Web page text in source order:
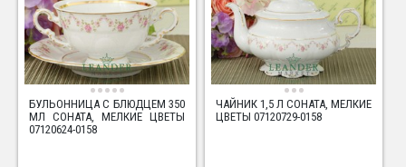
БУЛЬОННИЦА С БЛЮДЦЕМ 350
МЛ СОНАТА, МЕЛКИЕ ЦВЕТЫ
07120624-0158
ЧАЙНИК 1,5 Л СОНАТА, МЕЛКИЕ
ЦВЕТЫ 07120729-0158